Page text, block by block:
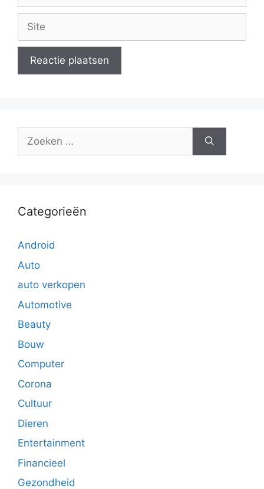
Site
Zoek
Categorieën
Android
Auto
auto verkopen
Automotive
Beauty
Bouw
Computer
Corona
Cultuur
Dieren
Entertainment
Financieel
Gezondheid